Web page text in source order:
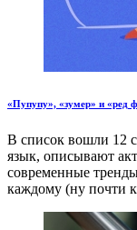
«Пупупу», «зумер» и «ред
В список вошли 12
язык, описывают
современные
каждому (ну почти